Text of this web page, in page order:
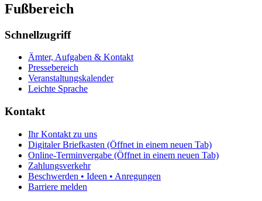
Fußbereich
Schnellzugriff
Ämter, Aufgaben & Kontakt
Pressebereich
Veranstaltungskalender
Leichte Sprache
Kontakt
Ihr Kontakt zu uns
Digitaler Briefkasten (Öffnet in einem neuen Tab)
Online-Terminvergabe (Öffnet in einem neuen Tab)
Zahlungsverkehr
Beschwerden • Ideen • Anregungen
Barriere melden